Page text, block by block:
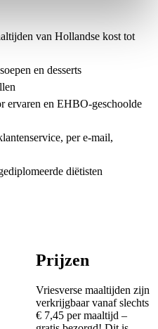
van Hollandse kost tot
en desserts
ervaren en EHBO-geschoolde
per e-mail,
diëtisten
Prijzen
Vriesverse maaltijden zijn
verkrijgbaar vanaf slechts
€ 7,45 per maaltijd –